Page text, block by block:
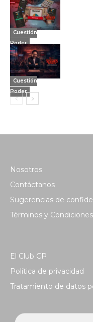
Cuestión
Poder
Cuestión
Poder
Nosotros
Contáctanos
Sugerencias de
Términos y Condiciones
El Club CP
Política de privacidad
Tratamiento de datos